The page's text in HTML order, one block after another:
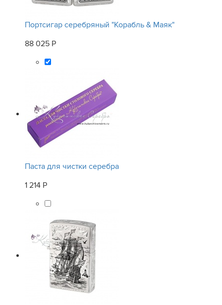
Портсигар серебряный "Корабль & Маяк"
88 025 Р
Паста для чистки серебра
1 214 Р